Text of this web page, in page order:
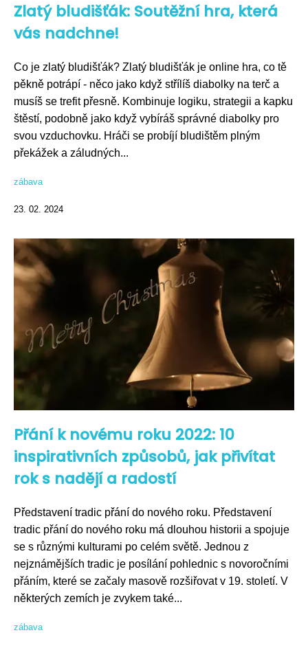
Zlatý bludišťák: Soutěžní hra, která
vás nadchne!
Co je zlatý bludišťák? Zlatý bludišťák je online hra, co tě
pěkně potrápí - něco jako když střílíš diabolky na terč a
musíš se trefit přesně. Kombinuje logiku, strategii a kapku
štěstí, podobně jako když vybíráš správné diabolky pro
svou vzduchovku. Hráči se probíjí bludištěm plným
překážek a záludných...
zábava
23. 02. 2024
Přání k novému roku 2022: 10
inspirativních způsobů, jak přivítat
rok s nadějí a radostí
Představení tradic přání do nového roku. Představení
tradic přání do nového roku má dlouhou historii a spojuje
se s různými kulturami po celém světě. Jednou z
nejznámějších tradic je posílání pohlednic s novoročními
přáním, které se začaly masově rozšiřovat v 19. století. V
některých zemích je zvykem také...
zábava